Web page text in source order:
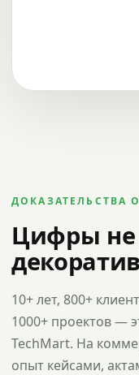
ДОКАЗАТЕЛЬСТВА
Цифры
10+ лет, 800+
1000+ проектов —
TechMart. На
опыт кейсами,